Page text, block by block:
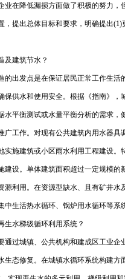
业在降低漏损方面做了积极的努力
，提出总体目标和要求，明确提出
及建筑节水？
的出发点是在保证居民正常工作生
保供水和使用安全。根据《指南》
水平衡测试或水量平衡分析的需求
广工作。对现有公共建筑内用水器
实施建筑或小区雨水利用工程建设
建设。单体建筑面积超过一定规模
源利用。在资源型缺水、且有矿井
中生活热水循环、锅炉用水循环等
生水梯级循环利用系统？
通过城镇、公共机构和建成区工业
生态修复。在城镇水循环系统构建